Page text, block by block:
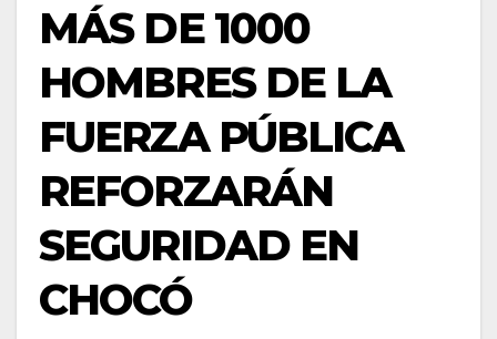
MÁS DE 1000
HOMBRES DE LA
FUERZA PÚBLICA
REFORZARÁN
SEGURIDAD EN
CHOCÓ